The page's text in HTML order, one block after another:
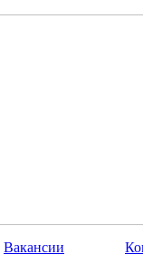
Вакансии